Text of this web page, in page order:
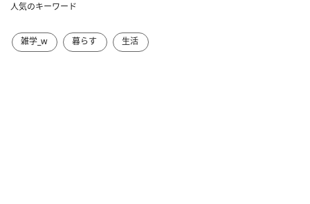
人気のキーワード
雑学_w 暮らす 生活